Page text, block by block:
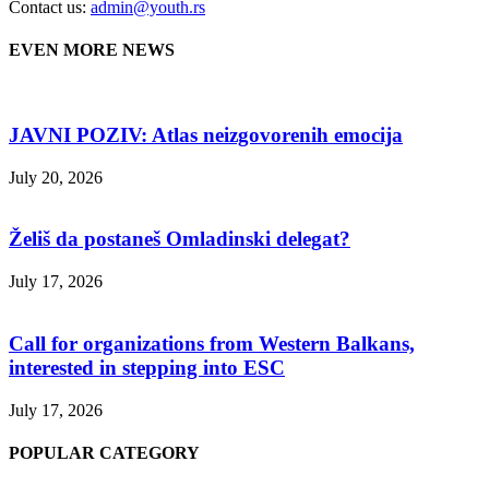
Contact us: admin@youth.rs
EVEN MORE NEWS
JAVNI POZIV: Atlas neizgovorenih emocija
July 20, 2026
Želiš da postaneš Omladinski delegat?
July 17, 2026
Call for organizations from Western Balkans,
interested in stepping into ESC
July 17, 2026
POPULAR CATEGORY